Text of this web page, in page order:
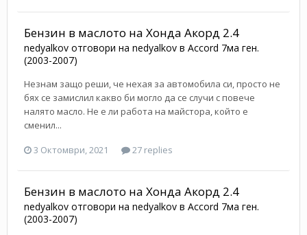
Бензин в маслото на Хонда Акорд 2.4
nedyalkov отговори на nedyalkov в Accord 7ма ген.
(2003-2007)
Незнам защо реши, че нехая за автомобила си, просто не
бях се замислил какво би могло да се случи с повече
налято масло. Не е ли работа на майстора, който е
сменил...
3 Октомври, 2021
27 replies
Бензин в маслото на Хонда Акорд 2.4
nedyalkov отговори на nedyalkov в Accord 7ма ген.
(2003-2007)